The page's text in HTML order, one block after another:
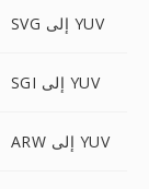
SVG إلى YUV
SGI إلى YUV
ARW إلى YUV